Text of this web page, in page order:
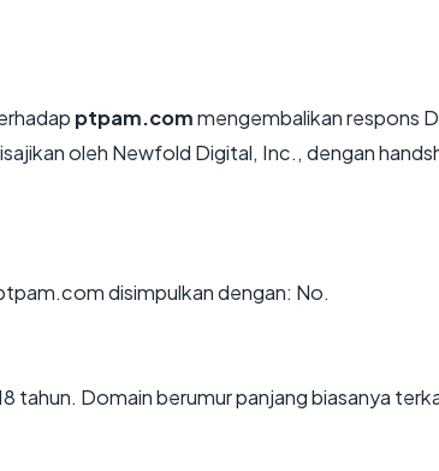
ptpam.commengembalikan respons
oleh Newfold Digital, Inc., dengan
disimpulkan dengan: No.
tahun. Domain berumur panjang biasanya